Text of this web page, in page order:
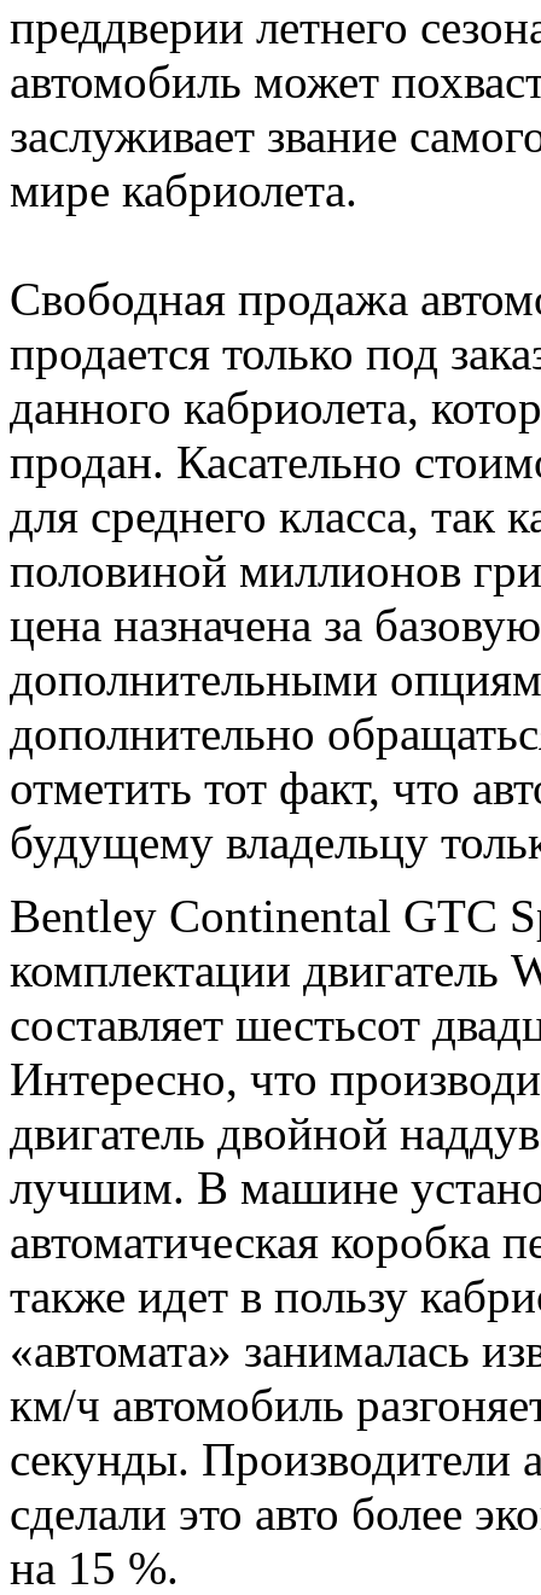
преддверии летнего
автомобиль может
заслуживает звание
мире кабриолета.
Свободная продажа
продается только под
данного кабриолета,
продан. Касательно
для среднего класса, так
половиной миллионов
цена назначена за
дополнительными
дополнительно
отметить тот факт, что
будущему владельцу
Bentley Continental GTC
комплектации двигатель
составляет шестьсот
Интересно, что
двигатель двойной
лучшим. В машине
автоматическая коробка
также идет в пользу
«автомата» занималась
км/ч автомобиль
секунды. Производители
сделали это авто более
на 15 %.